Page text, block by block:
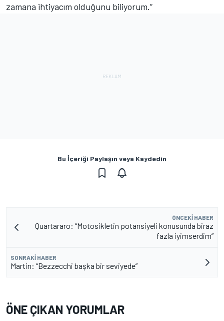
zamana ihtiyacım olduğunu biliyorum.”
Bu İçeriği Paylaşın veya Kaydedin
ÖNCEKI HABER
Quartararo: “Motosikletin potansiyeli konusunda biraz
fazla iyimserdim”
SONRAKI HABER
Martin: “Bezzecchi başka bir seviyede”
ÖNE ÇIKAN YORUMLAR